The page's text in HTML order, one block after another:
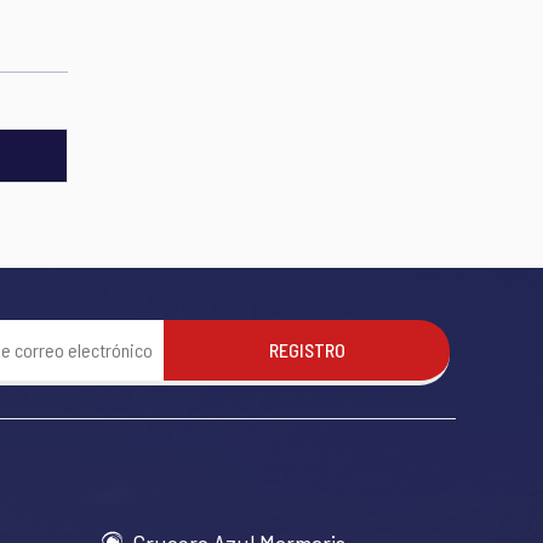
REGISTRO